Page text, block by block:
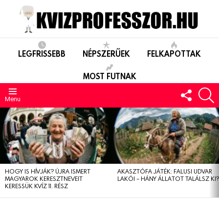
LEGFRISSEBB NÉPSZERŰEK FELKAPOTTAK
MOST FUTNAK
Menu
US
LEGUTÓBBIAK
HOGY IS HÍVJÁK? ÚJRA ISMERT
MAGYAROK KERESZTNEVEIT
KERESSÜK KVÍZ 11. RÉSZ
AKASZTÓFA JÁTÉK: FALUSI UDVAR
LAKÓI – HÁNY ÁLLATOT TALÁLSZ KI?